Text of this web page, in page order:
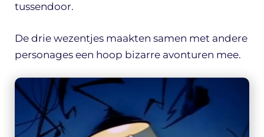
tussendoor.
De drie wezentjes maakten samen met andere
personages een hoop bizarre avonturen mee.